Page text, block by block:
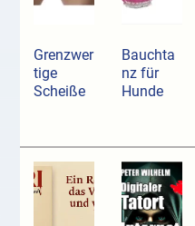
Grenzwer
tige
Scheiße
Bauchta
nz für
Hunde